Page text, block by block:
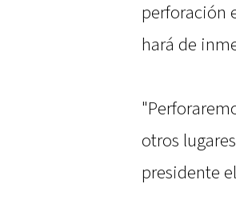
perforación
hará de
otros
presidente